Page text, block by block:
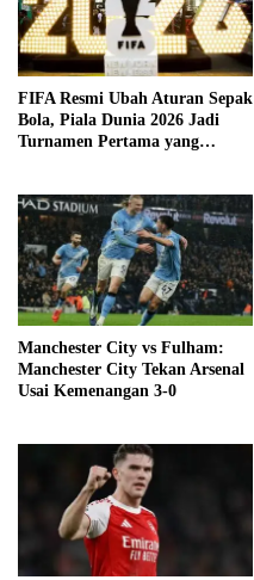
FIFA Resmi Ubah Aturan Sepak
Bola, Piala Dunia 2026 Jadi
Turnamen Pertama yang
Manchester City vs Fulham:
Manchester City Tekan Arsenal
Usai Kemenangan 3-0